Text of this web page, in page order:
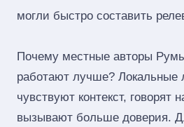
могли быстро составить
Почему местные авторы
работают лучше? Локальные
чувствуют контекст, говорят
вызывают больше доверия.